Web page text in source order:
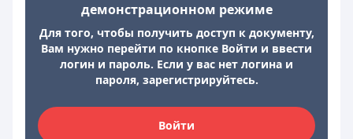
демонстрационном режиме
Для того, чтобы получить доступ к документу,
Вам нужно перейти по кнопке Войти и ввести
логин и пароль. Если у вас нет логина и
пароля, зарегистрируйтесь.
Войти